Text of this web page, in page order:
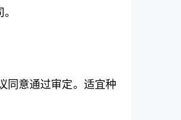
同意通过审定。适宜种